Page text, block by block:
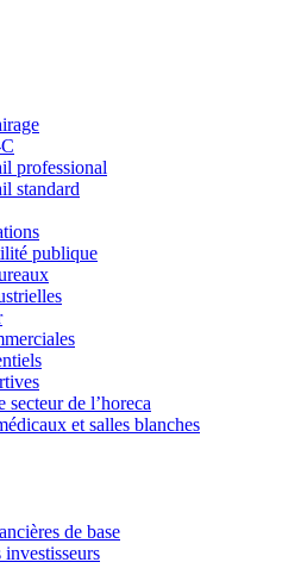
professional
standard
publique
secteur de l’horeca
et salles blanches
de base